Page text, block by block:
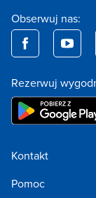
Obserwuj nas:
Rezerwuj
Kontakt
Pomoc